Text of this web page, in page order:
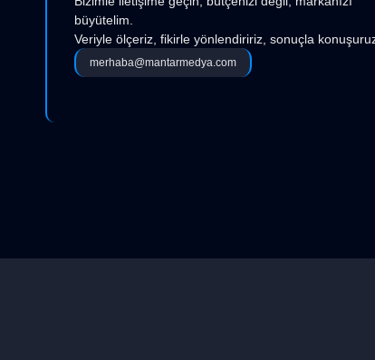
büyütelim.
Veriyle ölçeriz, fikirle yönlendiririz, sonuçla
merhaba@mantarmedya.com